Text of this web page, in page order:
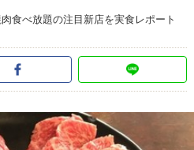
食べ放題の注目新店を実食レポート